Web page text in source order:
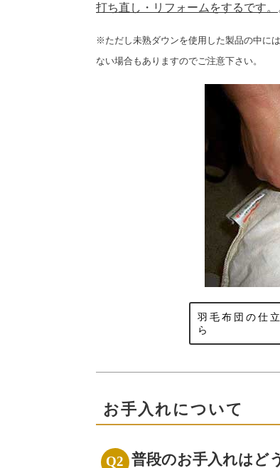
打ち直し・リフォームをするです。
※ただし未熟ダウンを使用した製品の中に
ない場合もありますのでご注意下さい。
羽毛布団の仕
ら
お手入れについて
普段のお手入れはど